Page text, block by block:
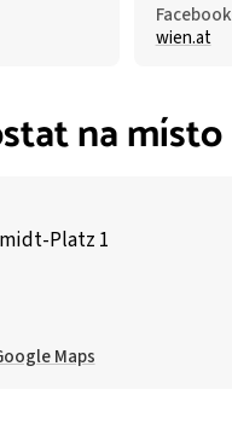
Facebook
wien.at
na místo
Platz 1
Maps